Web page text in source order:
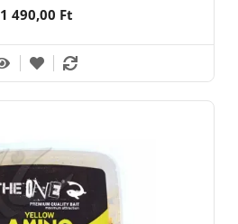
a sikerhez szükséges csalikat a
1 490,00 Ft